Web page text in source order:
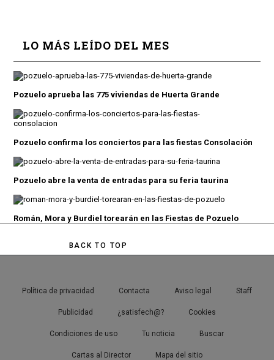
LO MÁS LEÍDO DEL MES
Pozuelo aprueba las 775 viviendas de Huerta Grande
Pozuelo confirma los conciertos para las fiestas Consolación
Pozuelo abre la venta de entradas para su feria taurina
Román, Mora y Burdiel torearán en las Fiestas de Pozuelo
BACK TO TOP
Política de privacidad Contacta Aviso legal Staff
Publicidad ¿satisfech@? Cookies
Condiciones de uso Tu noticia Buscar
Cartas al Director Mapa del sitio